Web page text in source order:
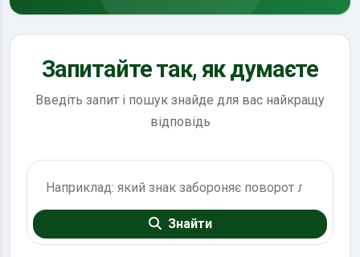
Запитайте так, як думаєте
Введіть запит і пошук знайде для вас найкращу
відповідь
Знайти